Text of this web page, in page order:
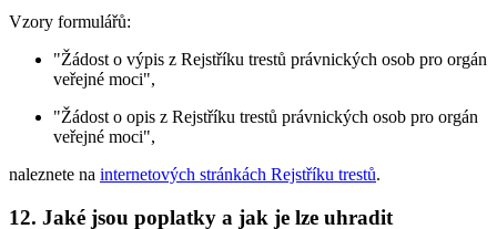
Vzory formulářů:
"Žádost o výpis z Rejstříku trestů právnických osob pro orgán
veřejné moci",
"Žádost o opis z Rejstříku trestů právnických osob pro orgán
veřejné moci",
naleznete na internetových stránkách Rejstříku trestů.
12. Jaké jsou poplatky a jak je lze uhradit